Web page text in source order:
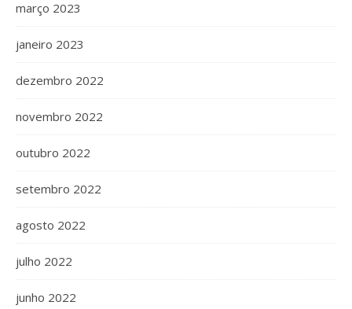
março 2023
janeiro 2023
dezembro 2022
novembro 2022
outubro 2022
setembro 2022
agosto 2022
julho 2022
junho 2022